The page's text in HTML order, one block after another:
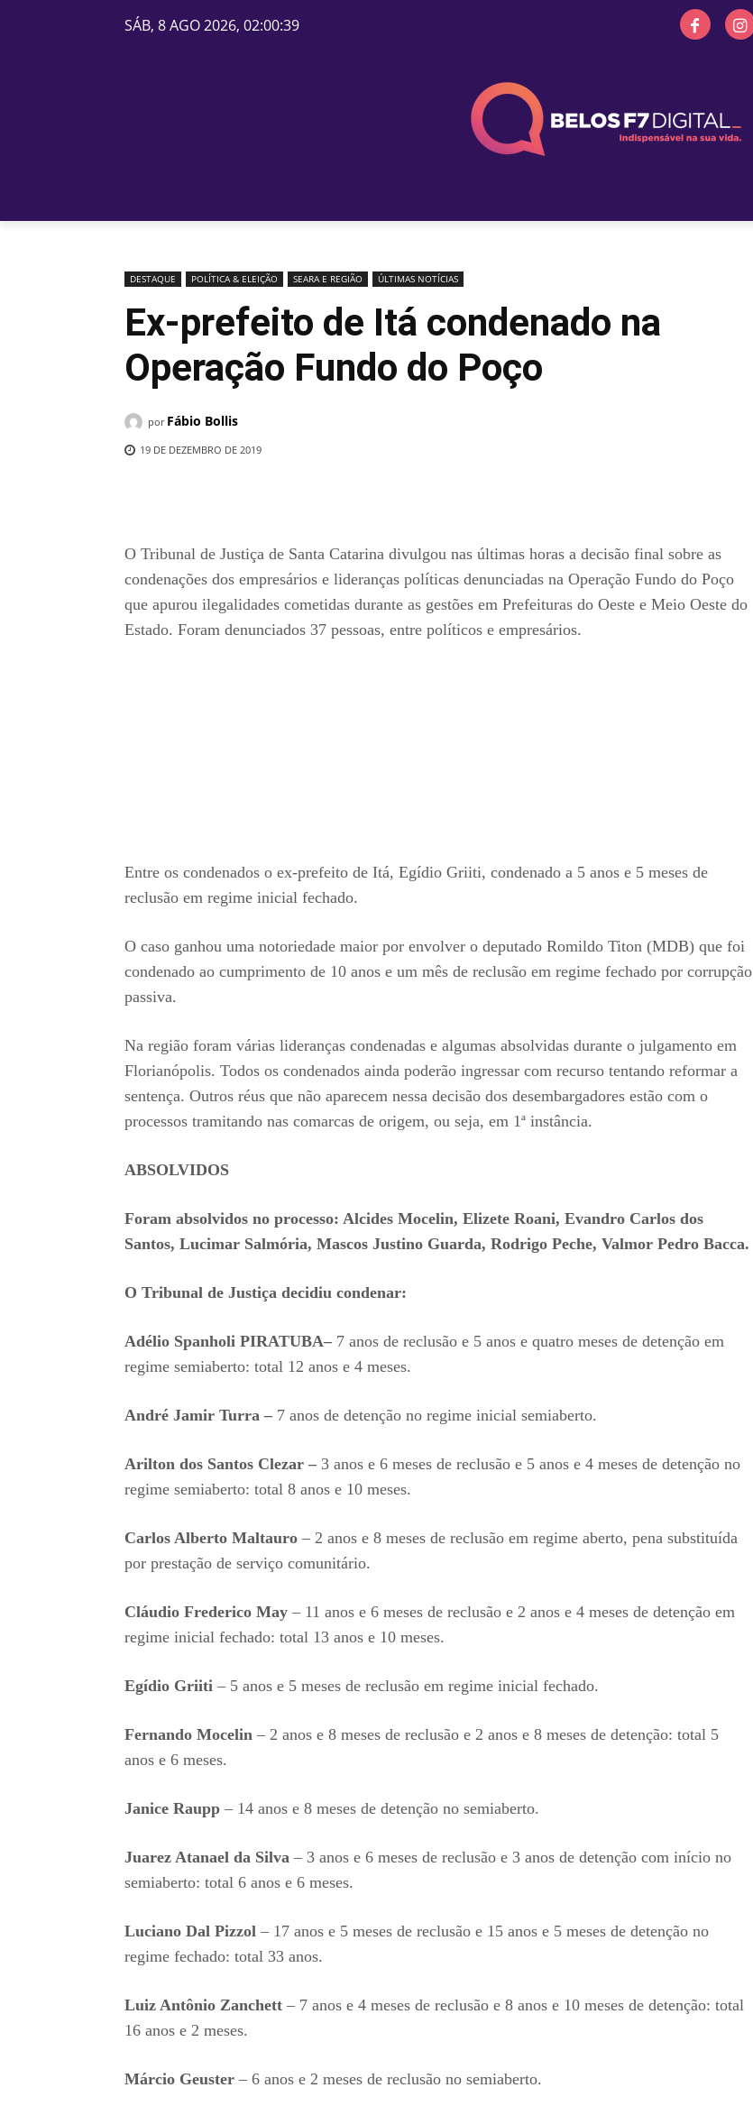
SÁB, 8 AGO 2026, 02:00:39
DESTAQUE POLÍTICA & ELEIÇÃO SEARA E REGIÃO ÚLTIMAS NOTÍCIAS
Ex-prefeito de Itá condenado na
Operação Fundo do Poço
por Fábio Bollis
19 DE DEZEMBRO DE 2019
O Tribunal de Justiça de Santa Catarina divulgou nas últimas horas a decisão final sobre as
condenações dos empresários e lideranças políticas denunciadas na Operação Fundo do Poço
que apurou ilegalidades cometidas durante as gestões em Prefeituras do Oeste e Meio Oeste do
Estado. Foram denunciados 37 pessoas, entre políticos e empresários.
Entre os condenados o ex-prefeito de Itá, Egídio Griiti, condenado a 5 anos e 5 meses de
reclusão em regime inicial fechado.
O caso ganhou uma notoriedade maior por envolver o deputado Romildo Titon (MDB) que foi
condenado ao cumprimento de 10 anos e um mês de reclusão em regime fechado por corrupção
passiva.
Na região foram várias lideranças condenadas e algumas absolvidas durante o julgamento em
Florianópolis. Todos os condenados ainda poderão ingressar com recurso tentando reformar a
sentença. Outros réus que não aparecem nessa decisão dos desembargadores estão com o
processos tramitando nas comarcas de origem, ou seja, em 1ª instância.
ABSOLVIDOS
Foram absolvidos no processo: Alcides Mocelin, Elizete Roani, Evandro Carlos dos
Santos, Lucimar Salmória, Mascos Justino Guarda, Rodrigo Peche, Valmor Pedro Bacca.
O Tribunal de Justiça decidiu condenar:
Adélio Spanholi PIRATUBA– 7 anos de reclusão e 5 anos e quatro meses de detenção em
regime semiaberto: total 12 anos e 4 meses.
André Jamir Turra – 7 anos de detenção no regime inicial semiaberto.
Arilton dos Santos Clezar – 3 anos e 6 meses de reclusão e 5 anos e 4 meses de detenção no
regime semiaberto: total 8 anos e 10 meses.
Carlos Alberto Maltauro – 2 anos e 8 meses de reclusão em regime aberto, pena substituída
por prestação de serviço comunitário.
Cláudio Frederico May – 11 anos e 6 meses de reclusão e 2 anos e 4 meses de detenção em
regime inicial fechado: total 13 anos e 10 meses.
Egídio Griiti – 5 anos e 5 meses de reclusão em regime inicial fechado.
Fernando Mocelin – 2 anos e 8 meses de reclusão e 2 anos e 8 meses de detenção: total 5
anos e 6 meses.
Janice Raupp – 14 anos e 8 meses de detenção no semiaberto.
Juarez Atanael da Silva – 3 anos e 6 meses de reclusão e 3 anos de detenção com início no
semiaberto: total 6 anos e 6 meses.
Luciano Dal Pizzol – 17 anos e 5 meses de reclusão e 15 anos e 5 meses de detenção no
regime fechado: total 33 anos.
Luiz Antônio Zanchett – 7 anos e 4 meses de reclusão e 8 anos e 10 meses de detenção: total
16 anos e 2 meses.
Márcio Geuster – 6 anos e 2 meses de reclusão no semiaberto.